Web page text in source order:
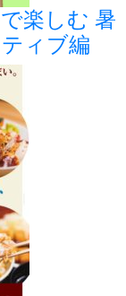
楽しむ 暑
ィブ編